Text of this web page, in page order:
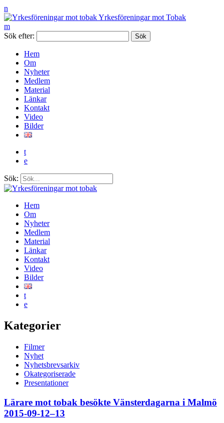
n
Yrkesföreningar mot Tobak
m
Sök efter:
Hem
Om
Nyheter
Medlem
Material
Länkar
Kontakt
Video
Bilder
t
e
Sök:
Hem
Om
Nyheter
Medlem
Material
Länkar
Kontakt
Video
Bilder
t
e
Kategorier
Filmer
Nyhet
Nyhetsbrevsarkiv
Okategoriserade
Presentationer
Lärare mot tobak besökte Vänsterdagarna i Malmö
2015-09-12–13